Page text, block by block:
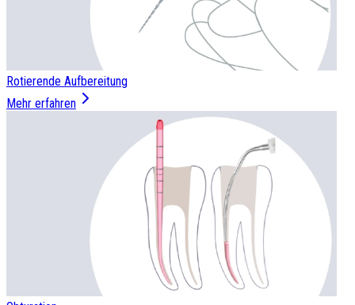
Rotierende Aufbereitung
Mehr erfahren